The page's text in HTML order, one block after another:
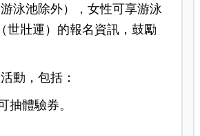
泳池除外），女性可享游泳
世壯運）的報名資訊，鼓勵
動，包括：
抽體驗券。